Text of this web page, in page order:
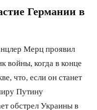
Германии в
Мерц проявил
войны, когда в конце
что, если он станет
Путину
обстрел Украины в